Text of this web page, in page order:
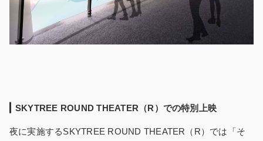
SKYTREE ROUND THEATER（R）での特別上映
夜に実施するSKYTREE ROUND THEATER（R）では「そ